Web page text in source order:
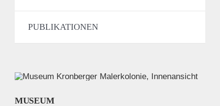
PUBLIKATIONEN
MUSEUM